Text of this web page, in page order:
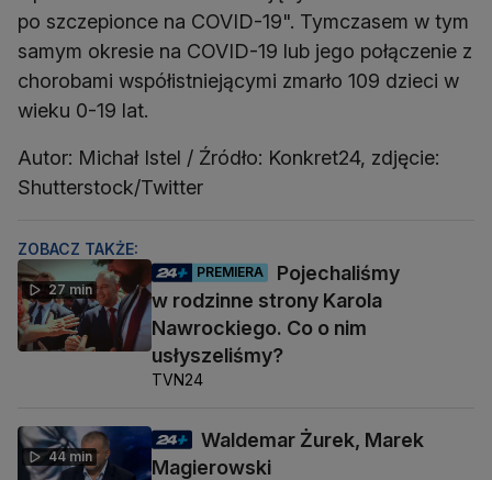
po szczepionce na COVID-19". Tymczasem w tym
samym okresie na COVID-19 lub jego połączenie z
chorobami współistniejącymi zmarło 109 dzieci w
wieku 0-19 lat.
Autor: Michał Istel / Źródło: Konkret24, zdjęcie:
Shutterstock/Twitter
ZOBACZ TAKŻE:
27 min
PREMIERA
Pojechaliśmy
w rodzinne strony Karola
Nawrockiego. Co o nim
usłyszeliśmy?
TVN24
44 min
Waldemar Żurek, Marek
Magierowski